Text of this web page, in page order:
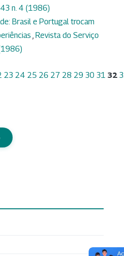
n. 4 (1986)
Brasil e Portugal trocam
, Revista do Serviço
23 24 25 26 27 28 29 30 31 32